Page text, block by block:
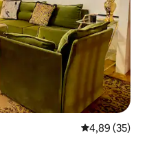
4,89 de uma
4,89 (35)